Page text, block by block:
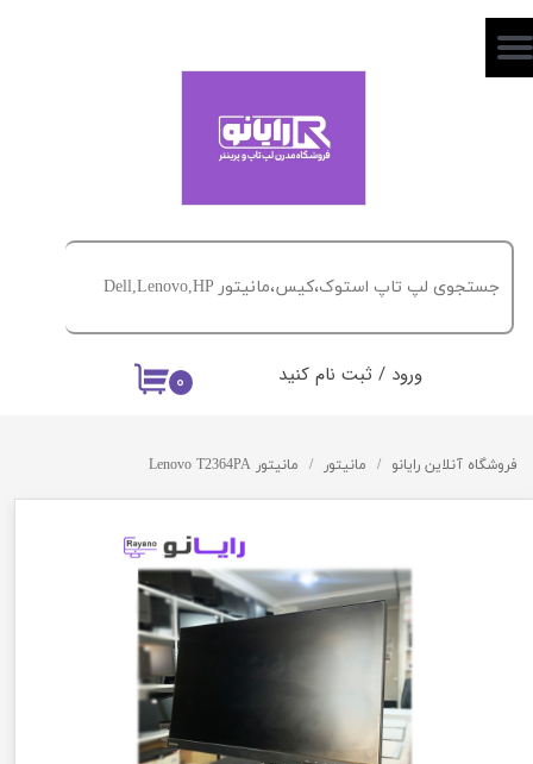
۰ ورود / ثبت نام کنید
حساب کاربری من
خروج از حساب کاربری
فروشگاه آنلاین رایانو مانیتور مانیتور Lenovo T2364PA